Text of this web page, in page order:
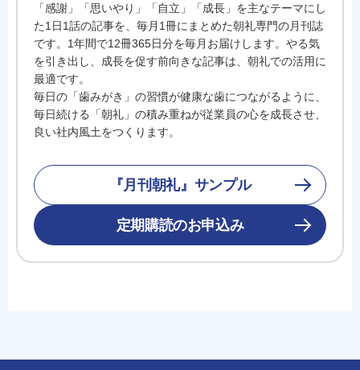
「感謝」「思いやり」「自立」「成長」を主なテーマにし
た1日1話の記事を、毎月1冊にまとめた朝礼専門の月刊誌
です。1年間で12冊365日分を毎月お届けします。やる気
を引き出し、成長を促す前向きな記事は、朝礼での活用に
最適です。
毎日の「歯みがき」の習慣が健康な歯につながるように、
毎日続ける「朝礼」の積み重ねが従業員の心を成長させ、
良い社内風土をつくります。
『月刊朝礼』サンプル
定期購読のお申込み